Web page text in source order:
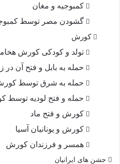
کمبوجیه و مغان
گشودن مصر توسط
کورش
تولد و کودکی کورش
حمله به بابل و فتح آن
حمله به شرق توسط
حمله و فتح لودیه توسط
کورش و فتح ماد
کورش و یونانیان آسیا
همسر و فرزندان کورش
جشن های ایرانیان